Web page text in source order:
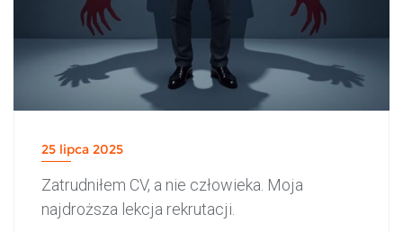
25 lipca 2025
Zatrudniłem CV, a nie człowieka. Moja
najdroższa lekcja rekrutacji.